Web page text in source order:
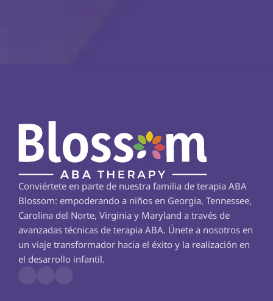
Conviértete en parte de nuestra familia de terapia ABA
Blossom: empoderando a niños en Georgia, Tennessee,
Carolina del Norte, Virginia y Maryland a través de
avanzadas técnicas de terapia ABA. Únete a nosotros en
un viaje transformador hacia el éxito y la realización en
el desarrollo infantil.